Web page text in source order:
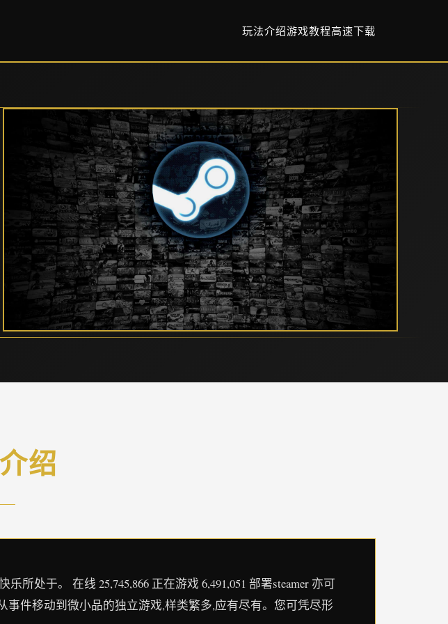
玩法介绍游戏教程高速下载
绍
处于。 在线 25,745,866 正在游戏 6,491,051 部署steamer 亦可
事件移动到微小品的独立游戏,样类繁多,应有尽有。您可凭尽形